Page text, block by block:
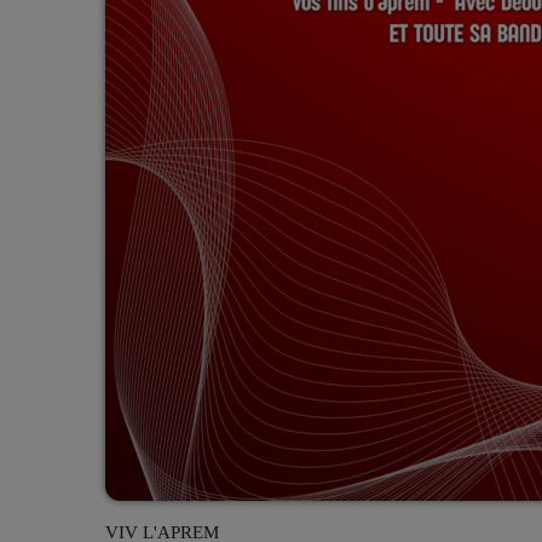
VIV L'APREM